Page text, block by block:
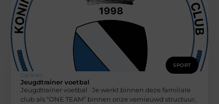
SPORT
Carlinks
Jeugdtrainer voetbal
Jeugdtrainer voetbal Je werkt binnen deze familiale
club als “ONE TEAM” binnen onze vernieuwd structuur,